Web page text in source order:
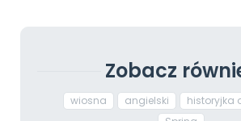
Zobacz
wiosna angielski
historyjka